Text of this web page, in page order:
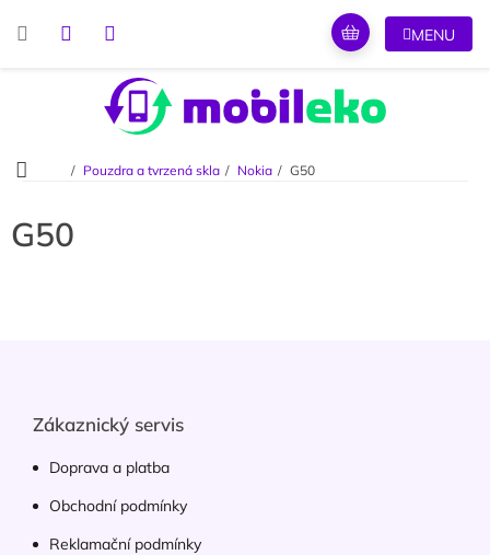
Domů
Pouzdra a tvrzená skla Nokia G50
G50
Zákaznický servis
Doprava a platba
Obchodní podmínky
Reklamační podmínky